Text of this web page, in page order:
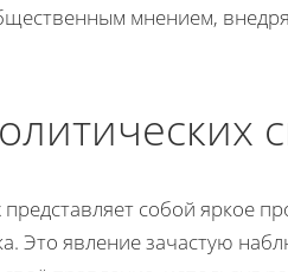
мнением,
собой яркое
Это явление зачастую